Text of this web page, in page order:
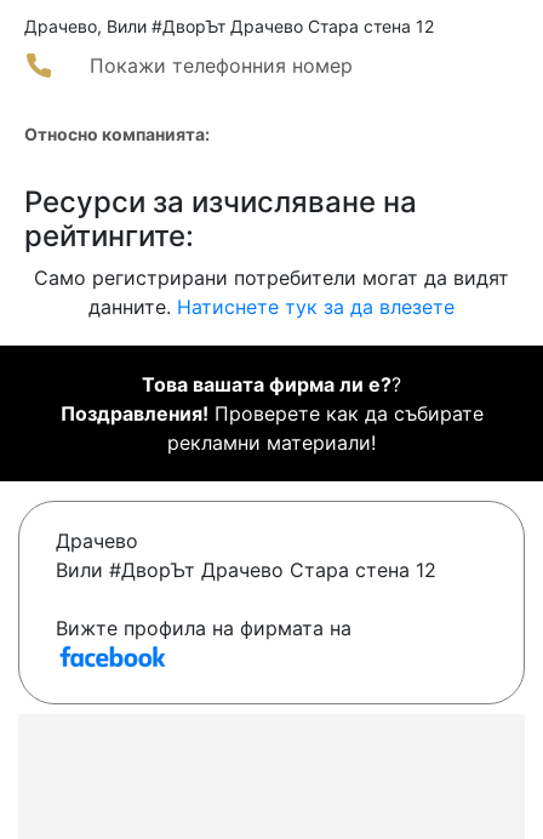
Драчево, Вили #ДворЪт Драчево Стара стена 12
Покажи телефонния номер
Относно компанията:
Ресурси за изчисляване на
рейтингите:
Само регистрирани потребители могат да видят
данните. Натиснете тук за да влезете
Това вашата фирма ли е??
Поздравления! Проверете как да събирате
рекламни материали!
Драчево
Вили #ДворЪт Драчево Стара стена 12
Вижте профила на фирмата на